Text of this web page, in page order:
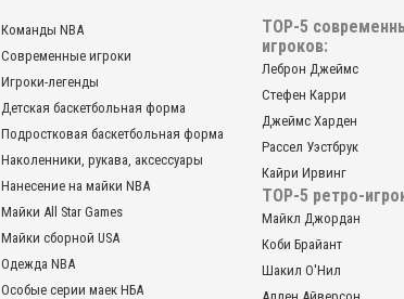
В корзину
Команды NBA
Современные игроки
Игроки-легенды
Детская баскетбольная форма
Подростковая баскетбольная форма
Наколенники, рукава, аксессуары
Нанесение на майки NBA
Майки All Star Games
Майки сборной USA
Одежда NBA
Особые серии маек НБА
TOP-5
игроков:
Леброн Джеймс
Стефен Карри
Джеймс Харден
Рассел Уэстбрук
Кайри Ирвинг
TOP-5 ретро-
Майкл Джордан
Коби Брайант
Шакил О'Нил